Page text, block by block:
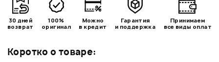
Коротко о товаре:
30 дней
возврат
100%
оригинал
Можно
в кредит
Гарантия
и поддержка
Принимаем
все виды оплат